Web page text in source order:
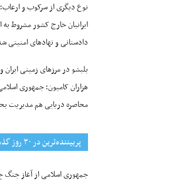
نوع دیگری از سرکوب و ارعاب؛
ایرانیان خارج کشور مشروط به
دادستانی و نهادهای امنیتی
بلبشو در مرزهای زمینی
هزاران کامیون؛ جمهوری
محاصره دریایی هم مدیریت
پربیننده‌ترین‌ در ۳۰ روز گذشته
جمهوری اسلامی از آغاز جنگ